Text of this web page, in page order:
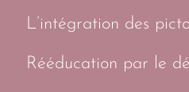
L’intégration des
Rééducation par le